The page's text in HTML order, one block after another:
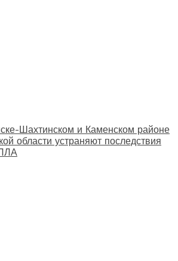
Шахтинском и Каменском районе
области устраняют последствия